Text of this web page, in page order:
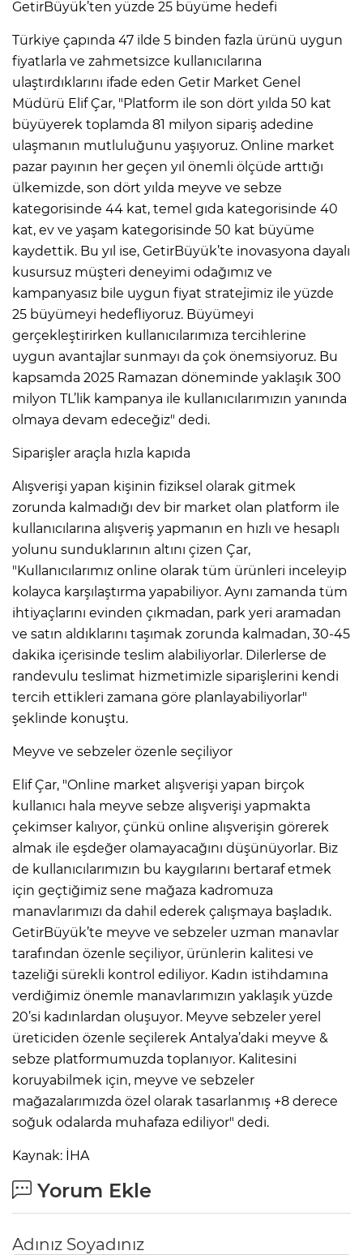
GetirBüyük’ten yüzde 25 büyüme hedefi
Türkiye çapında 47 ilde 5 binden fazla ürünü uygun
fiyatlarla ve zahmetsizce kullanıcılarına
ulaştırdıklarını ifade eden Getir Market Genel
Müdürü Elif Çar, "Platform ile son dört yılda 50 kat
büyüyerek toplamda 81 milyon sipariş adedine
ulaşmanın mutluluğunu yaşıyoruz. Online market
pazar payının her geçen yıl önemli ölçüde arttığı
ülkemizde, son dört yılda meyve ve sebze
kategorisinde 44 kat, temel gıda kategorisinde 40
kat, ev ve yaşam kategorisinde 50 kat büyüme
kaydettik. Bu yıl ise, GetirBüyük’te inovasyona dayalı
kusursuz müşteri deneyimi odağımız ve
kampanyasız bile uygun fiyat stratejimiz ile yüzde
25 büyümeyi hedefliyoruz. Büyümeyi
gerçekleştirirken kullanıcılarımıza tercihlerine
uygun avantajlar sunmayı da çok önemsiyoruz. Bu
kapsamda 2025 Ramazan döneminde yaklaşık 300
milyon TL’lik kampanya ile kullanıcılarımızın yanında
olmaya devam edeceğiz" dedi.
Siparişler araçla hızla kapıda
Alışverişi yapan kişinin fiziksel olarak gitmek
zorunda kalmadığı dev bir market olan platform ile
kullanıcılarına alışveriş yapmanın en hızlı ve hesaplı
yolunu sunduklarının altını çizen Çar,
"Kullanıcılarımız online olarak tüm ürünleri inceleyip
kolayca karşılaştırma yapabiliyor. Aynı zamanda tüm
ihtiyaçlarını evinden çıkmadan, park yeri aramadan
ve satın aldıklarını taşımak zorunda kalmadan, 30-45
dakika içerisinde teslim alabiliyorlar. Dilerlerse de
randevulu teslimat hizmetimizle siparişlerini kendi
tercih ettikleri zamana göre planlayabiliyorlar"
şeklinde konuştu.
Meyve ve sebzeler özenle seçiliyor
Elif Çar, "Online market alışverişi yapan birçok
kullanıcı hala meyve sebze alışverişi yapmakta
çekimser kalıyor, çünkü online alışverişin görerek
almak ile eşdeğer olamayacağını düşünüyorlar. Biz
de kullanıcılarımızın bu kaygılarını bertaraf etmek
için geçtiğimiz sene mağaza kadromuza
manavlarımızı da dahil ederek çalışmaya başladık.
GetirBüyük’te meyve ve sebzeler uzman manavlar
tarafından özenle seçiliyor, ürünlerin kalitesi ve
tazeliği sürekli kontrol ediliyor. Kadın istihdamına
verdiğimiz önemle manavlarımızın yaklaşık yüzde
20’si kadınlardan oluşuyor. Meyve sebzeler yerel
üreticiden özenle seçilerek Antalya’daki meyve &
sebze platformumuzda toplanıyor. Kalitesini
koruyabilmek için, meyve ve sebzeler
mağazalarımızda özel olarak tasarlanmış +8 derece
soğuk odalarda muhafaza ediliyor" dedi.
Kaynak: İHA
Yorum Ekle
Adınız Soyadınız